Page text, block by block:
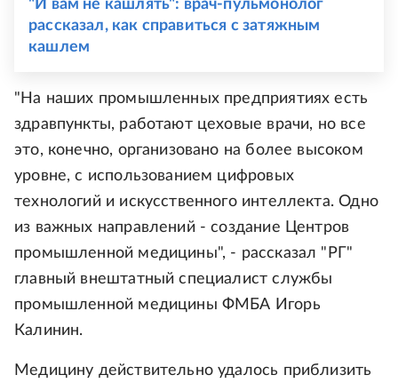
"И вам не кашлять": врач-пульмонолог
рассказал, как справиться с затяжным
кашлем
"На наших промышленных предприятиях есть
здравпункты, работают цеховые врачи, но все
это, конечно, организовано на более высоком
уровне, с использованием цифровых
технологий и искусственного интеллекта. Одно
из важных направлений - создание Центров
промышленной медицины", - рассказал "РГ"
главный внештатный специалист службы
промышленной медицины ФМБА Игорь
Калинин.
Медицину действительно удалось приблизить